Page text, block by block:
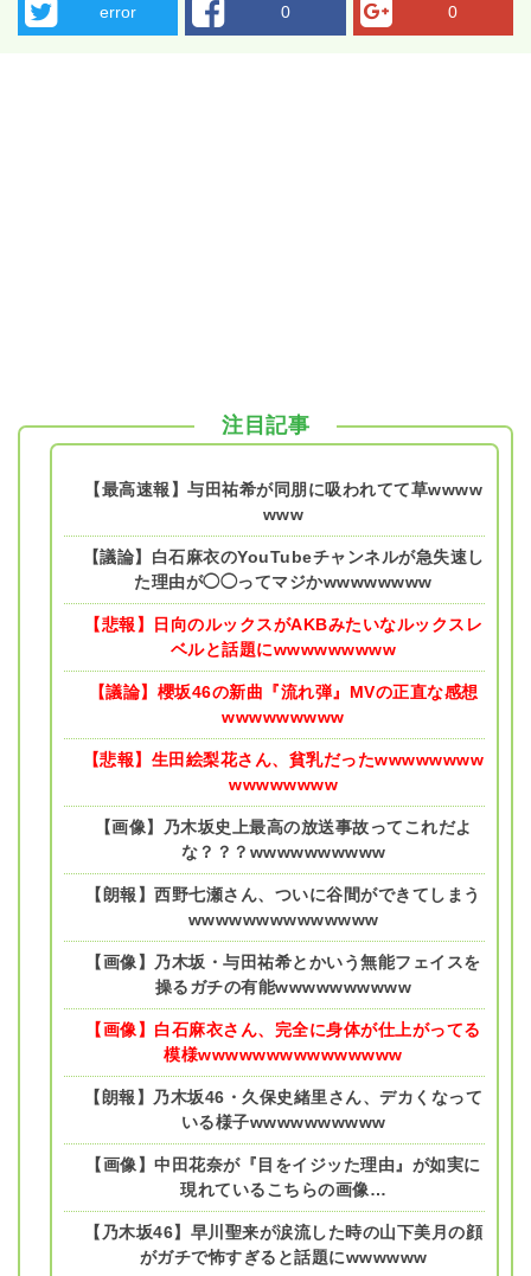
error 0 0
注目記事
【最高速報】与田祐希が同朋に吸われてて草wwww
www
【議論】白石麻衣のYouTubeチャンネルが急失速し
た理由が◯◯ってマジかwwwwwwww
【悲報】日向のルックスがAKBみたいなルックスレ
ベルと話題にwwwwwwwww
【議論】櫻坂46の新曲『流れ弾』MVの正直な感想
wwwwwwwww
【悲報】生田絵梨花さん、貧乳だったwwwwwwww
wwwwwwww
【画像】乃木坂史上最高の放送事故ってこれだよ
な？？？wwwwwwwwww
【朗報】西野七瀬さん、ついに谷間ができてしまう
wwwwwwwwwwwwww
【画像】乃木坂・与田祐希とかいう無能フェイスを
操るガチの有能wwwwwwwwww
【画像】白石麻衣さん、完全に身体が仕上がってる
模様wwwwwwwwwwwwwww
【朗報】乃木坂46・久保史緒里さん、デカくなって
いる様子wwwwwwwwww
【画像】中田花奈が『目をイジッた理由』が如実に
現れているこちらの画像…
【乃木坂46】早川聖来が涙流した時の山下美月の顔
がガチで怖すぎると話題にwwwwww